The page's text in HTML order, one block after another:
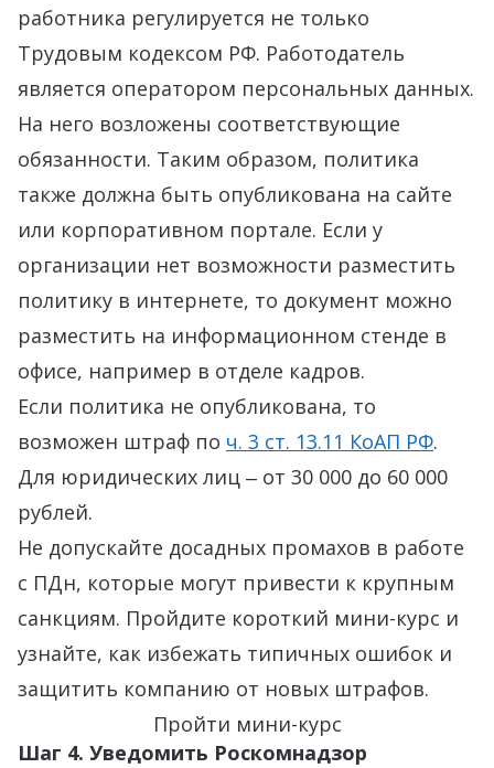
работника регулируется не только
Трудовым кодексом РФ. Работодатель
является оператором персональных данных.
На него возложены соответствующие
обязанности. Таким образом, политика
также должна быть опубликована на сайте
или корпоративном портале. Если у
организации нет возможности разместить
политику в интернете, то документ можно
разместить на информационном стенде в
офисе, например в отделе кадров.
Если политика не опубликована, то
возможен штраф по ч. 3 ст. 13.11 КоАП РФ.
Для юридических лиц ‒ от 30 000 до 60 000
рублей.
Не допускайте досадных промахов в работе
с ПДн, которые могут привести к крупным
санкциям. Пройдите короткий мини-курс и
узнайте, как избежать типичных ошибок и
защитить компанию от новых штрафов.
Пройти мини-курс
Шаг 4. Уведомить Роскомнадзор